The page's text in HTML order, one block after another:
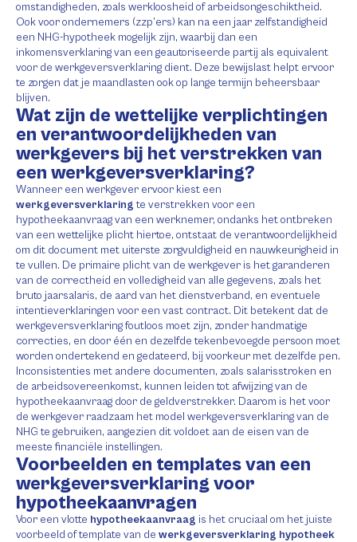
omstandigheden, zoals werkloosheid of arbeidsongeschiktheid.
Ook voor ondernemers (zzp’ers) kan na een jaar zelfstandigheid
een NHG-hypotheek mogelijk zijn, waarbij dan een
inkomensverklaring van een geautoriseerde partij als equivalent
voor de werkgeversverklaring dient. Deze bewijslast helpt ervoor
te zorgen dat je maandlasten ook op lange termijn beheersbaar
blijven.
Wat zijn de wettelijke verplichtingen
en verantwoordelijkheden van
werkgevers bij het verstrekken van
een werkgeversverklaring?
Wanneer een werkgever ervoor kiest een
werkgeversverklaring te verstrekken voor een
hypotheekaanvraag van een werknemer, ondanks het ontbreken
van een wettelijke plicht hiertoe, ontstaat de verantwoordelijkheid
om dit document met uiterste zorgvuldigheid en nauwkeurigheid in
te vullen. De primaire plicht van de werkgever is het garanderen
van de correctheid en volledigheid van alle gegevens, zoals het
bruto jaarsalaris, de aard van het dienstverband, en eventuele
intentieverklaringen voor een vast contract. Dit betekent dat de
werkgeversverklaring foutloos moet zijn, zonder handmatige
correcties, en door één en dezelfde tekenbevoegde persoon moet
worden ondertekend en gedateerd, bij voorkeur met dezelfde pen.
Inconsistenties met andere documenten, zoals salarisstroken en
de arbeidsovereenkomst, kunnen leiden tot afwijzing van de
hypotheekaanvraag door de geldverstrekker. Daarom is het voor
de werkgever raadzaam het model werkgeversverklaring van de
NHG te gebruiken, aangezien dit voldoet aan de eisen van de
meeste financiële instellingen.
Voorbeelden en templates van een
werkgeversverklaring voor
hypotheekaanvragen
Voor een vlotte hypotheekaanvraag is het cruciaal om het juiste
voorbeeld of template van de werkgeversverklaring hypotheek